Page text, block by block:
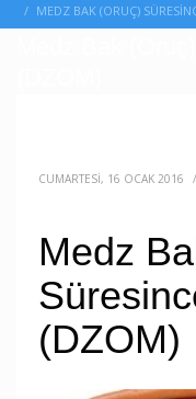
MEDZ BAK (ORUÇ)
CUMARTESI, 16 OCAK 2016 /
Medz
(DZOM)